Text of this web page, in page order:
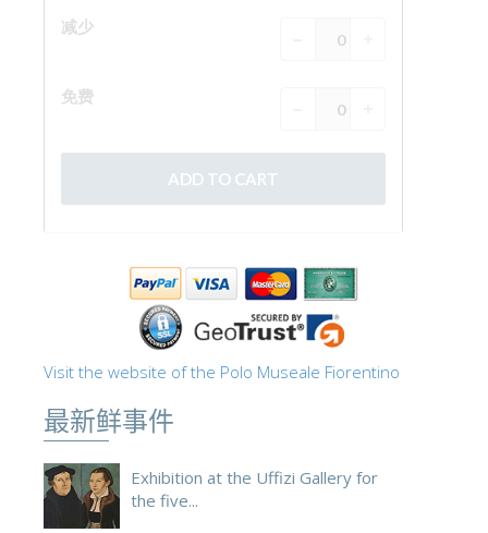
Visit the website of the Polo Museale Fiorentino
最新鲜事件
Exhibition at the Uffizi Gallery for
the five...